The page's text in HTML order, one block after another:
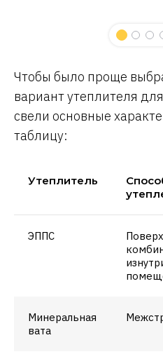
Чтобы было проще
вариант утеплителя
свели основные
таблицу:
Утеплитель
ЭППС
Минеральная
вата